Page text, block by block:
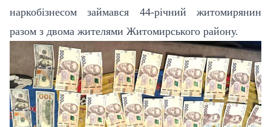
наркобізнесом займався 44-річний житомирянин
разом з двома жителями Житомирського району.